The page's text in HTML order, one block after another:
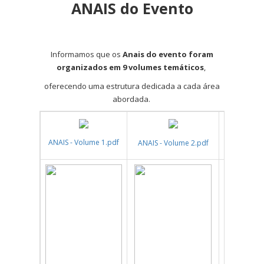
ANAIS do Evento
Informamos que os Anais do evento foram
organizados em 9 volumes temáticos
oferecendo uma estrutura dedicada a cada área
abordada.
ANAIS - Volume 1.pdf ANAIS - Volume 2.pdf